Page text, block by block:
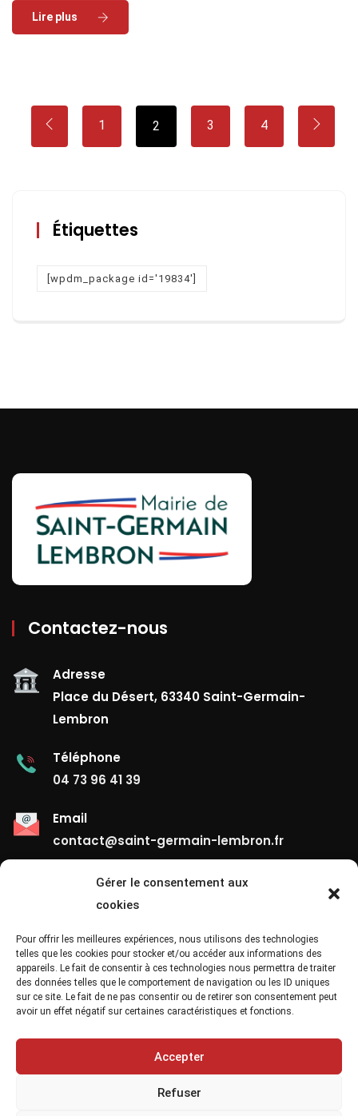
Gérer le consentement aux
cookies
Pour offrir les meilleures expériences, nous utilisons des technologies
telles que les cookies pour stocker et/ou accéder aux informations des
appareils. Le fait de consentir à ces technologies nous permettra de traiter
des données telles que le comportement de navigation ou les ID uniques
sur ce site. Le fait de ne pas consentir ou de retirer son consentement peut
avoir un effet négatif sur certaines caractéristiques et fonctions.
Accepter
Refuser
Read More
1 2 3 4
Étiquettes
[wpdm_package id='19834']
Contactez-nous
Adresse
Place du Désert, 63340 Saint-Germain-
Lembron
Téléphone
04 73 96 41 39
Email
contact@saint-germain-lembron.fr
Liens Utiles
Contact
Mentions Légales
Confidentialité
Site Map